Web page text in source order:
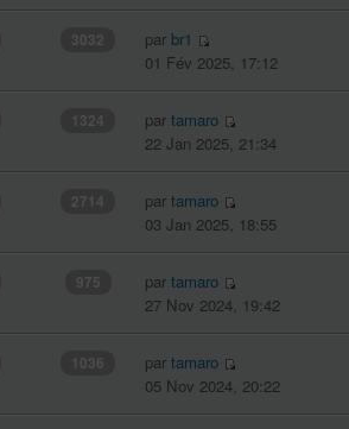
3032 par br1
01 Fév 2025, 17:12
1324 partamaro
22 Jan 2025, 21:34
2714 partamaro
03 Jan 2025, 18:55
975 partamaro
27 Nov 2024, 19:42
1036 partamaro
05 Nov 2024, 20:22